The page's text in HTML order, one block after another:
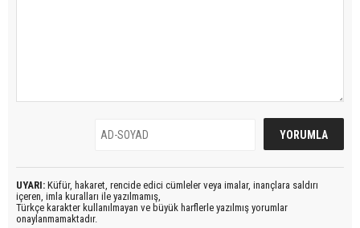
UYARI: Küfür, hakaret, rencide edici cümleler veya imalar, inançlara saldırı
içeren, imla kuralları ile yazılmamış,
Türkçe karakter kullanılmayan ve büyük harflerle yazılmış yorumlar
onaylanmamaktadır.